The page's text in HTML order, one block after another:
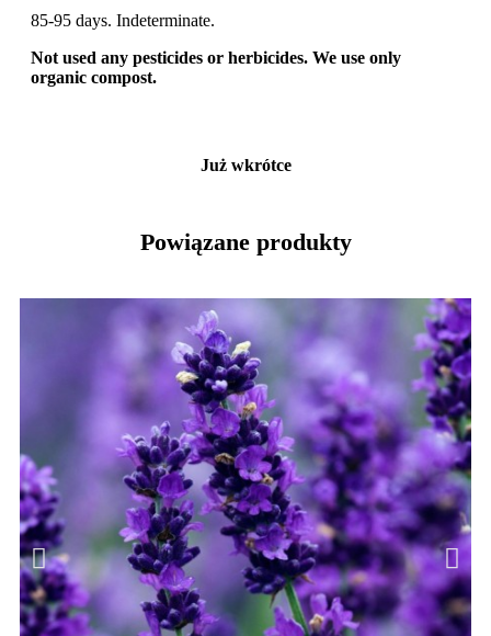
85-95 days. Indeterminate.
Not used any pesticides or herbicides. We use only
organic compost.
Już wkrótce
Powiązane produkty